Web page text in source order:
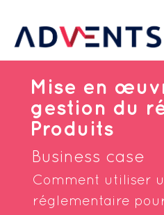
Mise en
gestion du
Produits
Business case
Comment utiliser
réglementaire